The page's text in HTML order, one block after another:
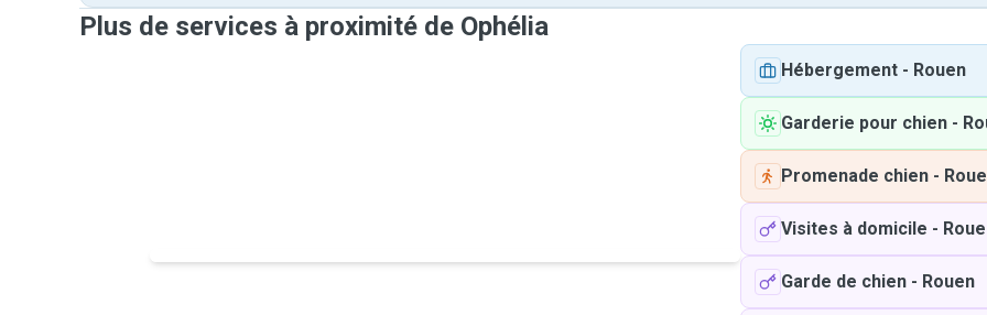
Plus de services à proximité de Ophélia
Hébergement - Rouen
Garderie pour chien -
Promenade chien -
Visites à domicile -
Garde de chien - Rouen